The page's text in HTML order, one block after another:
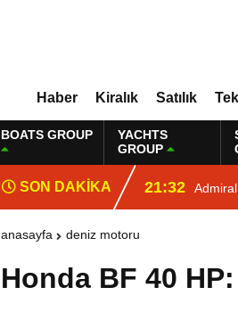
Haber Kiralık Satılık
BOATS GROUP
YACHTS
GROUP
SON DAKİKA 21:32
anasayfa deniz motoru
Honda BF 40